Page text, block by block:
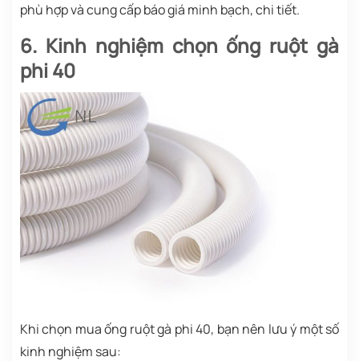
phù hợp và cung cấp báo giá minh bạch, chi tiết.
6. Kinh nghiệm chọn ống ruột gà
phi 40
Khi chọn mua ống ruột gà phi 40, bạn nên lưu ý một số
kinh nghiệm sau: